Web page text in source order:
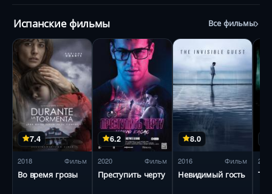
Испанские фильмы Все фильмы
7.4
2018 Фильм
Во время грозы
6.2
2020 Фильм
Преступить черту
8.0
2016 Фильм
Невидимый гость
2012